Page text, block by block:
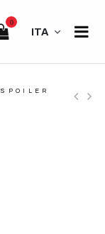
0
ITA
SPOILER